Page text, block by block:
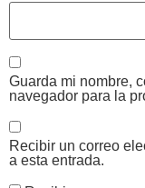
Guarda mi nombre,
navegador para la
Recibir un correo
a esta entrada.